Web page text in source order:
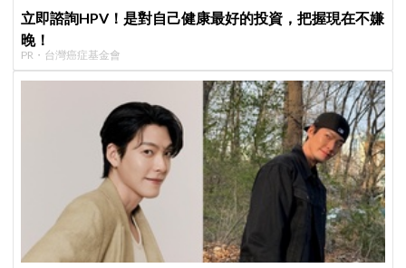
立即諮詢HPV！是對自己健康最好的投資，把握現在不嫌
晚！
PR・台灣癌症基金會